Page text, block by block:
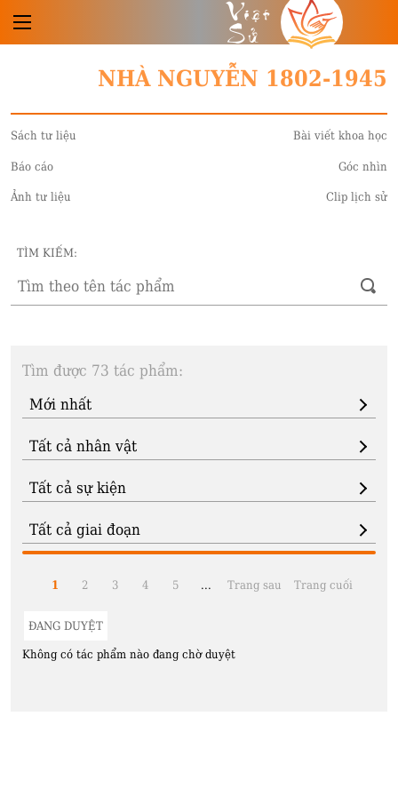
Việt
Sử
NHÀ NGUYỄN 1802-1945
Sách tư liệu Bài viết khoa học
Báo cáo Góc nhìn
Ảnh tư liệu Clip lịch sử
TÌM KIẾM:
Tìm được 73 tác phẩm:
1 2 3 4 5 ... Trang sau Trang cuối
ĐANG DUYỆT
Không có tác phẩm nào đang chờ duyệt